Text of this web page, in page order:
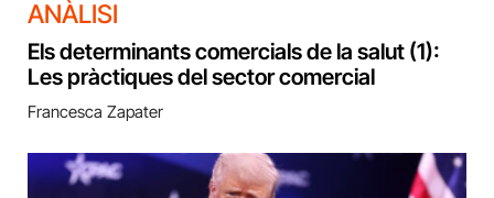
ANÀLISI
Els determinants comercials de la salut (1):
Les pràctiques del sector comercial
Francesca Zapater